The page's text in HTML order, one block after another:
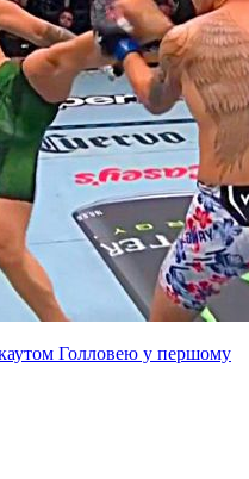
Голловею у першому